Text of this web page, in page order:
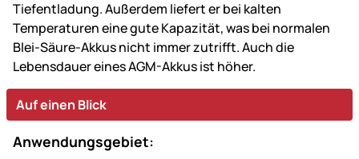
Tiefentladung. Außerdem liefert er bei kalten
Temperaturen eine gute Kapazität, was bei normalen
Blei-Säure-Akkus nicht immer zutrifft. Auch die
Lebensdauer eines AGM-Akkus ist höher.
Auf einen Blick
Anwendungsgebiet: